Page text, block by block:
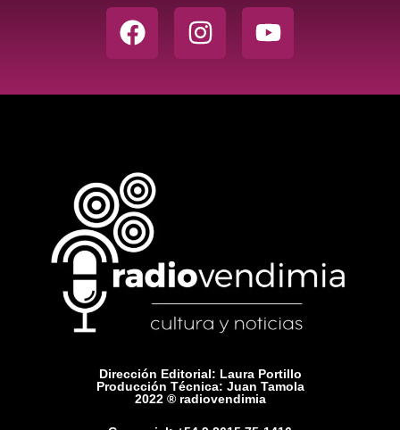
Dirección Editorial: Laura Portillo
Producción Técnica: Juan Tamola
2022 ® radiovendimia